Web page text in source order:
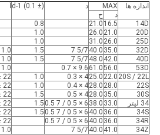
اندازه ها MAX د d-1 (0.1 ±)
د
ح
14D
16.5
21.0
0.8
20D
21.0
26.0
1.0
25D
26.0
31.0
1.0
32D
35.0
40.0
5/7 7
1.5
1.0 ± 25.4
40D
42.0
48.0
5/7 7
1.5
1.0 ± 25.4
53D
56.0
61.0
9.6 × 0.7
1.0 ± 25.4
20S / 22L
22.0
25.0
4 × 0.3
1.0
22 ± 1.0
22S
28.0
28.0
4 × 0.4
1.0
22 ± 1.0
30S
35.0
28.0
4 × 0.5
1.5
22 ± 1.0 / 25.4 1.0
34 لیتر
33.0
38.0
6 × 0.5 / 7 0.5
1.5
22 ± 1.0 / 25.4 1.0
34S
36.0
40.0
6 × 0.5 / 7 0.5
1.5
22 ± 1.0 / 25.4 1.0
34R
36.0
40.0
6 × 0.5 / 7 0.5
22 ± 1.0 / 25.4 1.0
34Z
41.0
40.0
5/7 7
1.0 ± 25.4